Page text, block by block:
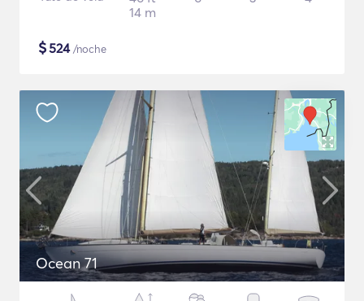
14 m
$524/noche
Ocean 71